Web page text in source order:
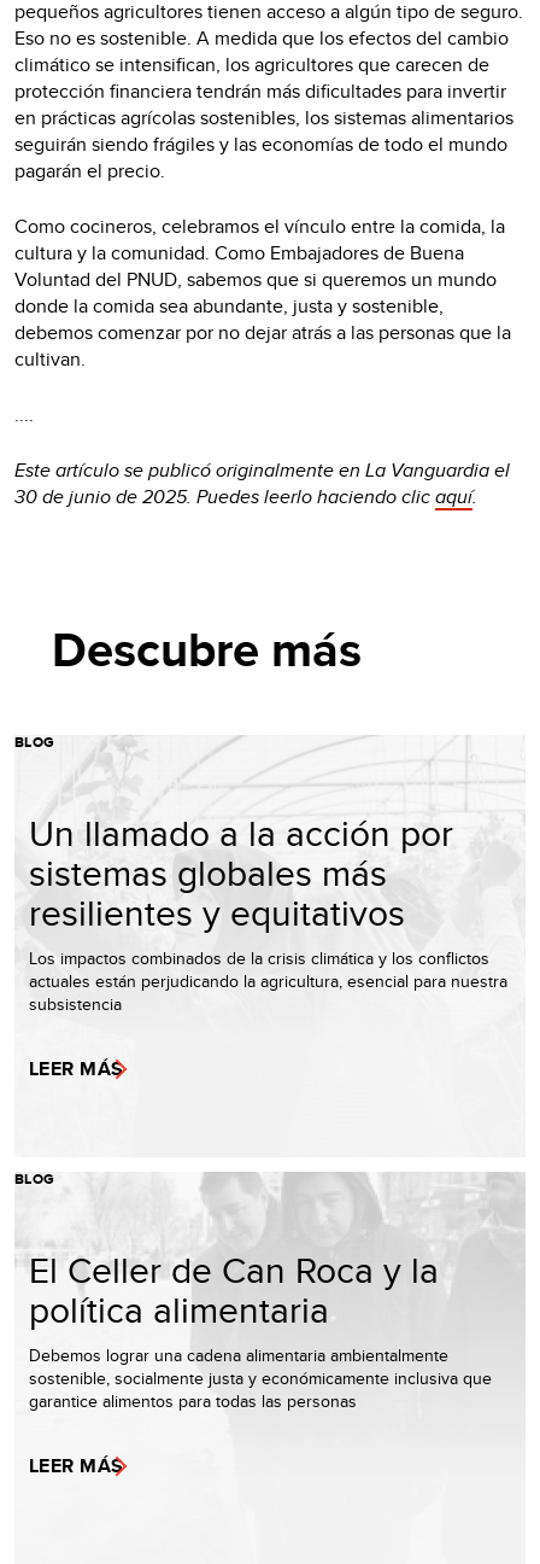
pequeños agricultores tienen acceso a algún tipo de seguro.
Eso no es sostenible. A medida que los efectos del cambio
climático se intensifican, los agricultores que carecen de
protección financiera tendrán más dificultades para invertir
en prácticas agrícolas sostenibles, los sistemas alimentarios
seguirán siendo frágiles y las economías de todo el mundo
pagarán el precio.
Como cocineros, celebramos el vínculo entre la comida, la
cultura y la comunidad. Como Embajadores de Buena
Voluntad del PNUD, sabemos que si queremos un mundo
donde la comida sea abundante, justa y sostenible,
debemos comenzar por no dejar atrás a las personas que la
cultivan.
....
Este artículo se publicó originalmente en La Vanguardiael
30 de junio de 2025. Puedes leerlo haciendo clicaquí.
Descubre más
BLOG
Un llamado a la acción por
sistemas globales más
resilientes y equitativos
Los impactos combinados de la crisis climática y los conflictos
actuales están perjudicando la agricultura, esencial para nuestra
subsistencia
LEER MÁS
BLOG
El Celler de Can Roca y la
política alimentaria
Debemos lograr una cadena alimentaria ambientalmente
sostenible, socialmente justa y económicamente inclusiva que
garantice alimentos para todas las personas
LEER MÁS